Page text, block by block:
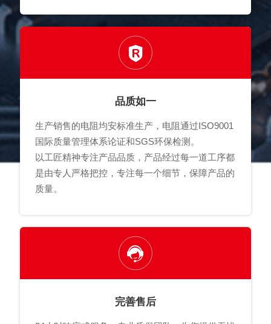
品质如一
生产销售的电阻均安标准生产，电阻通过ISO9001
国际质量管理体系论证和SGS环保检测。
以工匠精神专注产品品质，产品经过每一道工序都
是由专人严格把控，专注每一个细节，保障产品的
质量。
完善售后